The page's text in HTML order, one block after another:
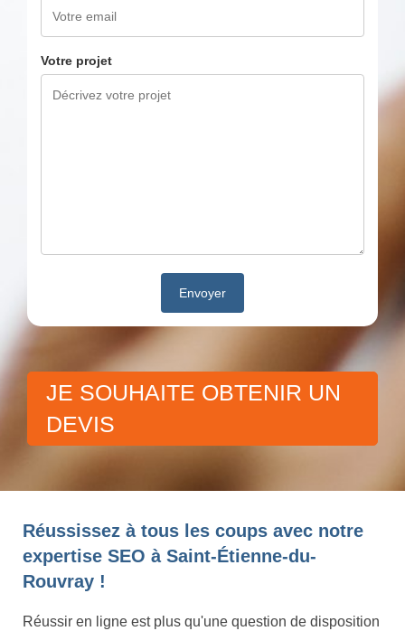
Votre projet
JE SOUHAITE OBTENIR UN
DEVIS
Réussissez à tous les coups avec notre
expertise SEO à Saint-Étienne-du-
Rouvray !
Réussir en ligne est plus qu'une question de disposition